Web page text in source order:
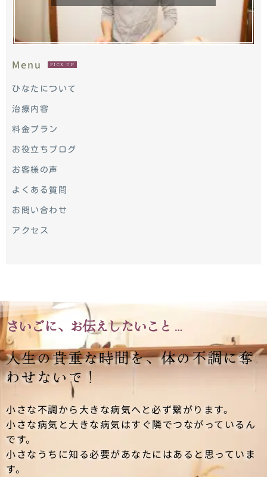
Menu PICK UP
ひなたについて
治療内容
料金プラン
お役立ちブログ
お客様の声
よくある質問
お問い合わせ
アクセス
さいごに、お伝えしたいこと…
人生の貴重な時間を、体の不調に奪
わせないで！
小さな不調から大きな病気へと必ず繋がります。
小さな病気と大きな病気はすぐ隣でつながっているん
です。
小さなうちに知る必要があなたにはあると思っていま
す。